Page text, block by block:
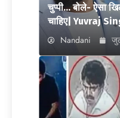
चुप्पी… बोले- ऐसा
चाहिए| Yuvraj
Nandani